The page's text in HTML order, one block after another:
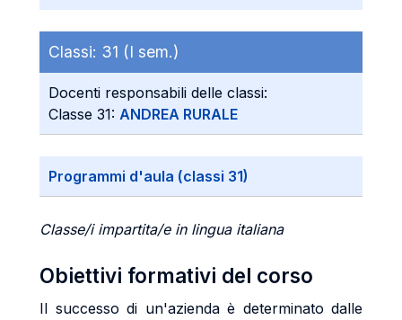
Classi: 31 (I sem.)
Docenti responsabili delle classi:
Classe 31: ANDREA RURALE
Programmi d'aula (classi 31)
Classe/i impartita/e in lingua italiana
Obiettivi formativi del corso
Il successo di un'azienda è determinato dalle